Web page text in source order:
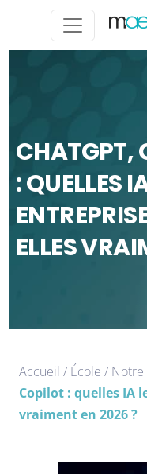
CHATGPT,
: QUELLES
ELLES
Accueil / École / Notre
Copilot : quelles IA
vraiment en 2026 ?